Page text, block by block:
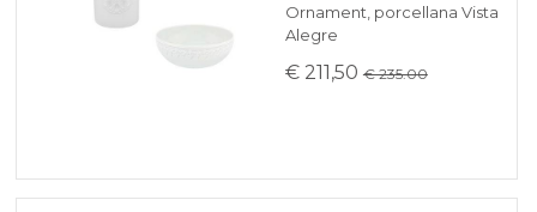
Ornament, porcellana Vista
Alegre
€ 211,50 € 235.00